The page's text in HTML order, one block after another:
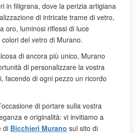
in filigrana, dove la perizia artigiana
di intricate trame di vetro,
oro, luminosi riflessi di luce
colori del vetro di Murano.
di ancora più unico, Murano
di personalizzare la vostra
facendo di ogni pezzo un ricordo
di portare sulla vostra
e originalità: vi invitiamo a
di Bicchieri Murano sul sito di